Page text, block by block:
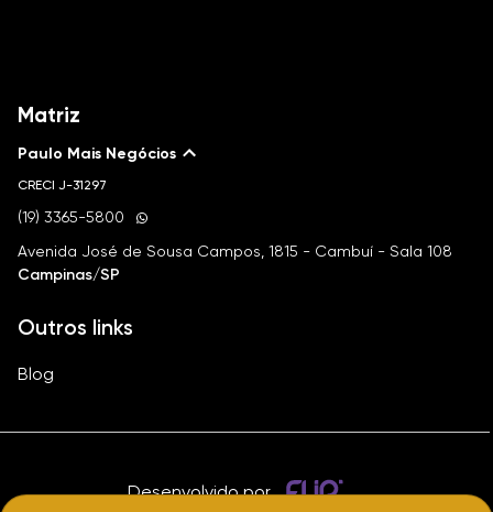
Matriz
Paulo Mais Negócios
CRECI J-31297
(19) 3365-5800
Avenida José de Sousa Campos, 1815 - Cambuí - Sala 108
Campinas/SP
Outros links
Blog
Desenvolvido por